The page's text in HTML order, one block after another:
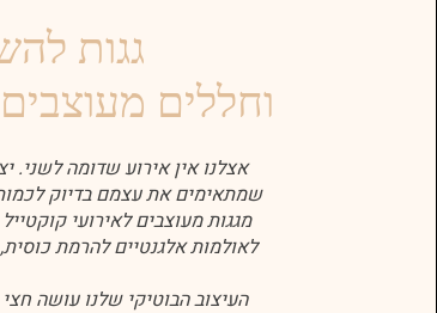
גגות
וחללים
אצלנו אין אירוע שדומה לשני.
שמתאימים את עצמם בדיוק
מגגות מעוצבים לאירועי
לאולמות אלגנטיים להרמת
העיצוב הבוטיקי שלנו עושה